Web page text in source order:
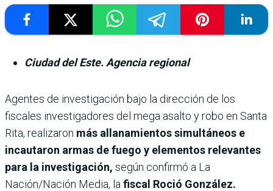
Ciudad del Este. Agencia regional
Agentes de investigación bajo la dirección de los
fiscales investigadores del mega asalto y robo en Santa
Rita, realizaron más allanamientos simultáneos e
incautaron armas de fuego y elementos relevantes
para la investigación, según confirmó a La
Nación/Nación Media, la fiscal Roció González.